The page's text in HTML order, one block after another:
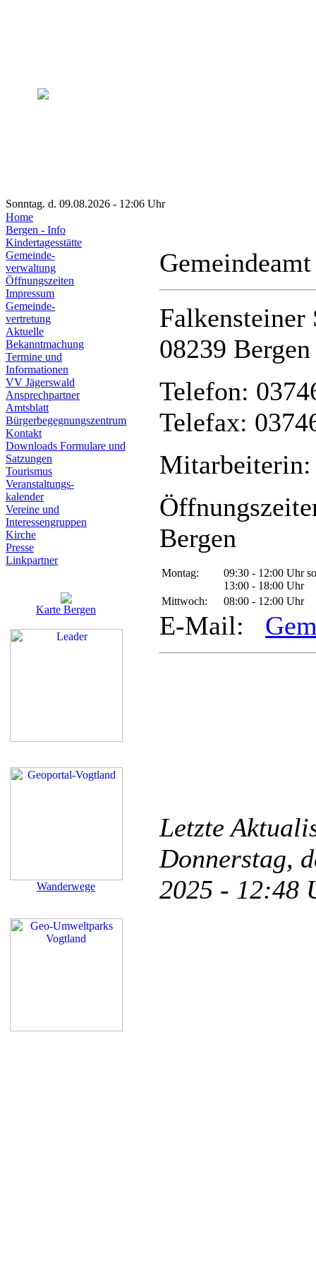
Sonntag. d. 09.08.2026 - 12:06 Uhr
Home
Bergen - Info
Kindertagesstätte
Gemeinde-
verwaltung
Öffnungszeiten
Impressum
Gemeinde-
vertretung
Aktuelle
Bekanntmachung
Termine und
Informationen
VV Jägerswald
Ansprechpartner
Amtsblatt
Bürgerbegegnungszentrum
Kontakt
Downloads Formulare und
Satzungen
Tourismus
Veranstaltungs-
kalender
Vereine und
Interessen­gruppen
Kirche
Presse
Linkpartner
Karte Bergen
Wanderwege
Falkensteiner
08239 Bergen
Telefon:
Telefax:
Mitarbeiterin:
Bergen
Montag:
09:30 - 12:00 Uhr
13:00 - 18:00 Uhr
Mittwoch:
08:00 - 12:00 Uhr
E-Mail:
Letzte
Donnerstag,
2025 -